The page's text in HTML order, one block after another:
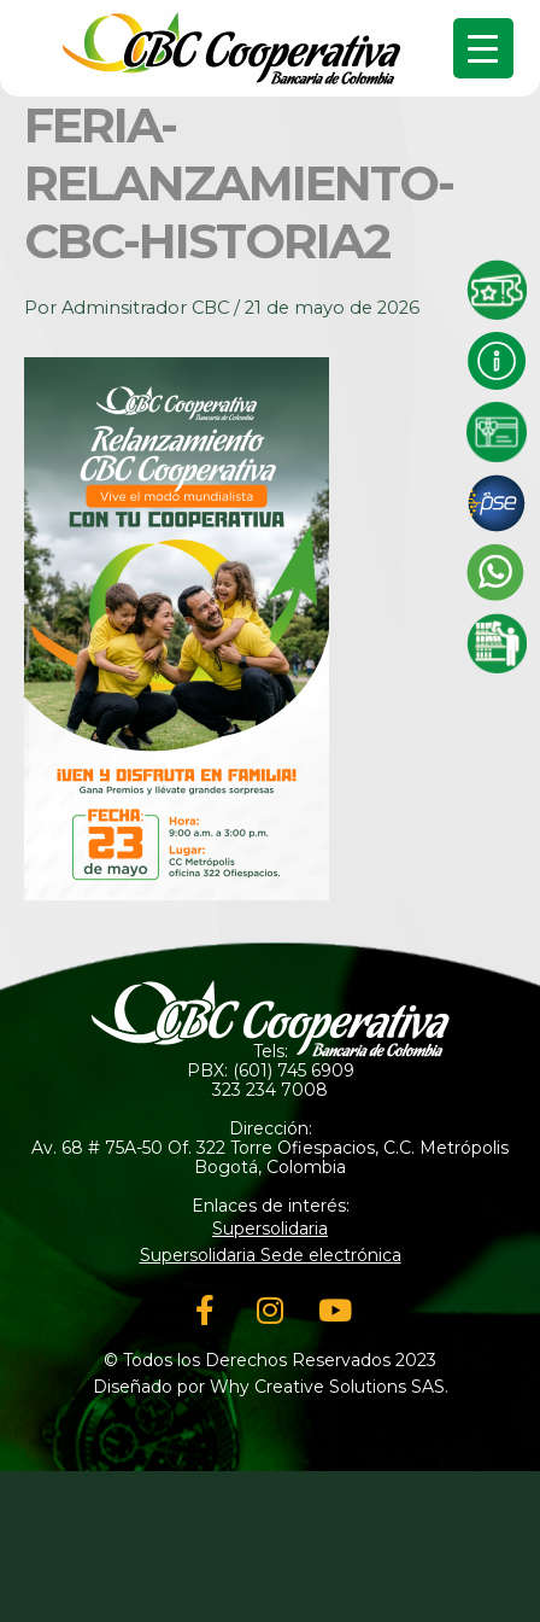
FERIA-
RELANZAMIENTO-
CBC-HISTORIA2
Por Adminsitrador CBC /21 de mayo de 2026
Tels:
PBX: (601) 745 6909
323 234 7008
Dirección:
Av. 68 # 75A-50 Of. 322 Torre Ofiespacios, C.C. Metrópolis
Bogotá, Colombia
Enlaces de interés:
Supersolidaria
Supersolidaria Sede electrónica
Facebook-
f
Instagram
Youtube
© Todos los Derechos Reservados 2023
Diseñado por Why Creative Solutions SAS.